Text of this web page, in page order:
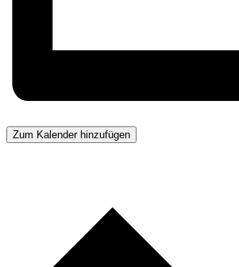
Zum Kalender hinzufügen